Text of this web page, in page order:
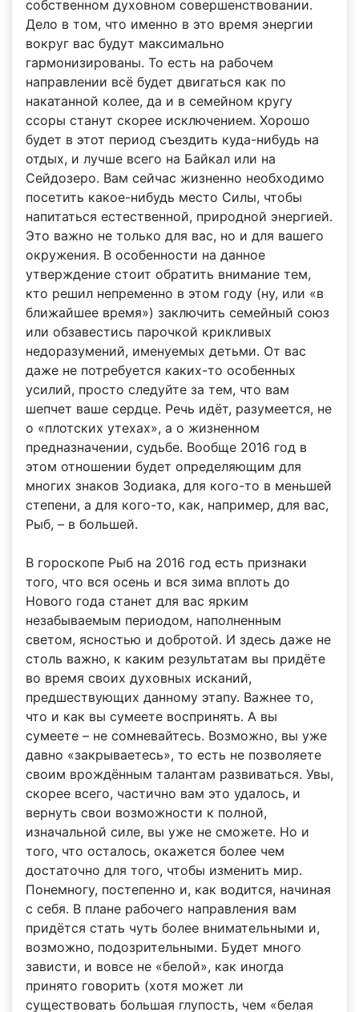
собственном духовном совершенствовании.
Дело в том, что именно в это время энергии
вокруг вас будут максимально
гармонизированы. То есть на рабочем
направлении всё будет двигаться как по
накатанной колее, да и в семейном кругу
ссоры станут скорее исключением. Хорошо
будет в этот период съездить куда-нибудь на
отдых, и лучше всего на Байкал или на
Сейдозеро. Вам сейчас жизненно необходимо
посетить какое-нибудь место Силы, чтобы
напитаться естественной, природной энергией.
Это важно не только для вас, но и для вашего
окружения. В особенности на данное
утверждение стоит обратить внимание тем,
кто решил непременно в этом году (ну, или «в
ближайшее время») заключить семейный союз
или обзавестись парочкой крикливых
недоразумений, именуемых детьми. От вас
даже не потребуется каких-то особенных
усилий, просто следуйте за тем, что вам
шепчет ваше сердце. Речь идёт, разумеется, не
о «плотских утехах», а о жизненном
предназначении, судьбе. Вообще 2016 год в
этом отношении будет определяющим для
многих знаков Зодиака, для кого-то в меньшей
степени, а для кого-то, как, например, для вас,
Рыб, – в большей.
В гороскопе Рыб на 2016 год есть признаки
того, что вся осень и вся зима вплоть до
Нового года станет для вас ярким
незабываемым периодом, наполненным
светом, ясностью и добротой. И здесь даже не
столь важно, к каким результатам вы придёте
во время своих духовных исканий,
предшествующих данному этапу. Важнее то,
что и как вы сумеете воспринять. А вы
сумеете – не сомневайтесь. Возможно, вы уже
давно «закрываетесь», то есть не позволяете
своим врождённым талантам развиваться. Увы,
скорее всего, частично вам это удалось, и
вернуть свои возможности к полной,
изначальной силе, вы уже не сможете. Но и
того, что осталось, окажется более чем
достаточно для того, чтобы изменить мир.
Понемногу, постепенно и, как водится, начиная
с себя. В плане рабочего направления вам
придётся стать чуть более внимательными и,
возможно, подозрительными. Будет много
зависти, и вовсе не «белой», как иногда
принято говорить (хотя может ли
существовать большая глупость, чем «белая